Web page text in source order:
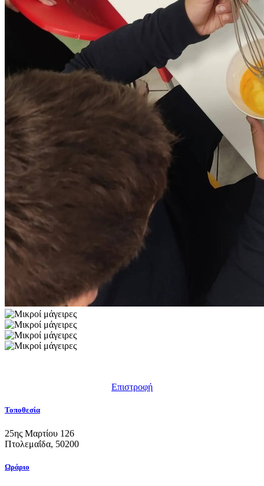
Επιστροφή
Τοποθεσία
25ης Μαρτίου 126
Πτολεμαΐδα, 50200
Ωράριο